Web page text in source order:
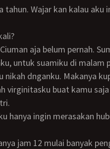
untuk suamiku di malam
nikah dnganku. Makanya
virginitasku buat kamu saja